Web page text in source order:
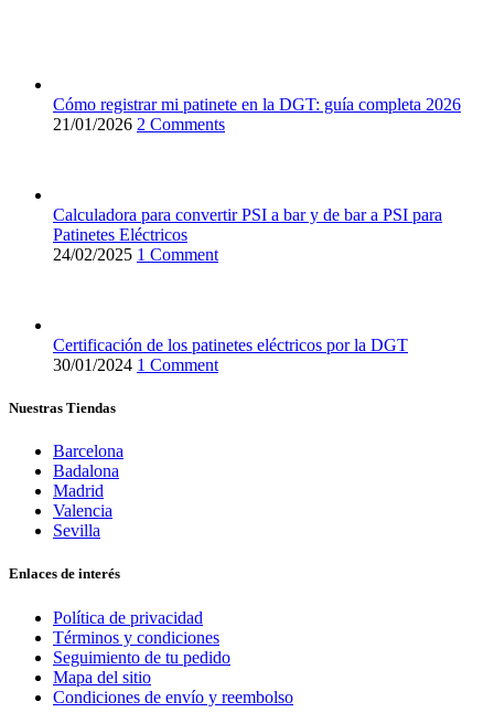
Cómo registrar mi patinete en la DGT: guía completa 2026
21/01/2026 2 Comments
Calculadora para convertir PSI a bar y de bar a PSI para
Patinetes Eléctricos
24/02/2025 1 Comment
Certificación de los patinetes eléctricos por la DGT
30/01/2024 1 Comment
Nuestras Tiendas
Barcelona
Badalona
Madrid
Valencia
Sevilla
Enlaces de interés
Política de privacidad
Términos y condiciones
Seguimiento de tu pedido
Mapa del sitio
Condiciones de envío y reembolso